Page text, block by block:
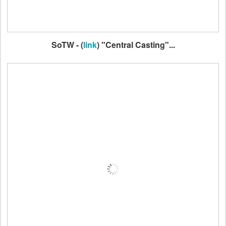
SoTW - (link) "Central Casting"...